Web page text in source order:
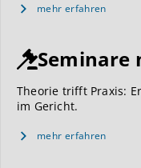
mehr erfahren
Seminare
Theorie trifft Praxis:
im Gericht.
mehr erfahren